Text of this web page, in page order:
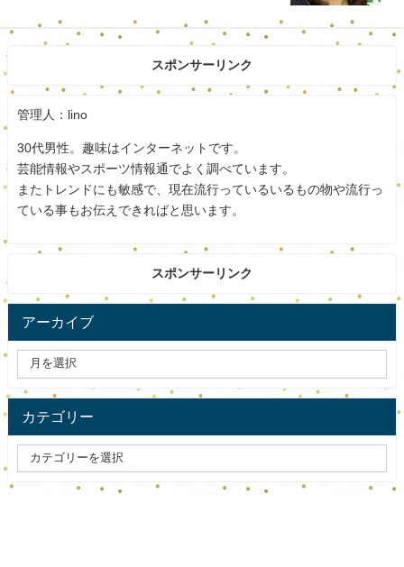
世界選手権後にプロポーズし、愛知工大時代の出会
る。
吉村はリオ五輪団体銀メダルの真晴（２５）＝名古
屋ダイハツ＝を兄に持ち、
１７年全日本選手権では準優勝を飾った。その後は
昨年の香港オープンでワールドツアー初優勝。鋭い
バックハンドと爆発力を武器に今年の世界選手権で
初の代表入りを果たし、
２回戦で当時世界７位のカルデラノ（ブラジル）に
惜敗した試合後には「大切な人のためにも、もっと
試合をしたかった。
相手の存在が一番に思い浮かんだので、（負けて）
スポンサーリンク
管理人：lino
30代男性。趣味はインターネットです。
芸能情報やスポーツ情報通でよく調べています。
またトレンドにも敏感で、現在流行っているいるもの物や流行っ
ている事もお伝えできればと思います。
スポンサーリンク
アーカイブ
カテゴリー